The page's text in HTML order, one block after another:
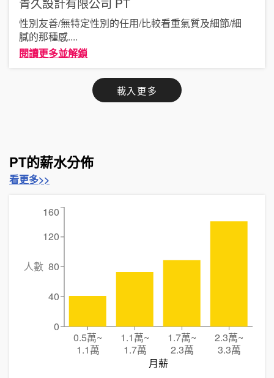
性別友善/無特定性別的任用/比較看重氣質及細節/細
膩的那種感....
閱讀更多並解鎖
載入更多
PT的薪水分佈
看更多>>
0.5萬~
1.1萬
1.1萬~
1.7萬
1.7萬~
2.3萬
2.3萬~
3.3萬
月薪
0
40
80
120
160
人數